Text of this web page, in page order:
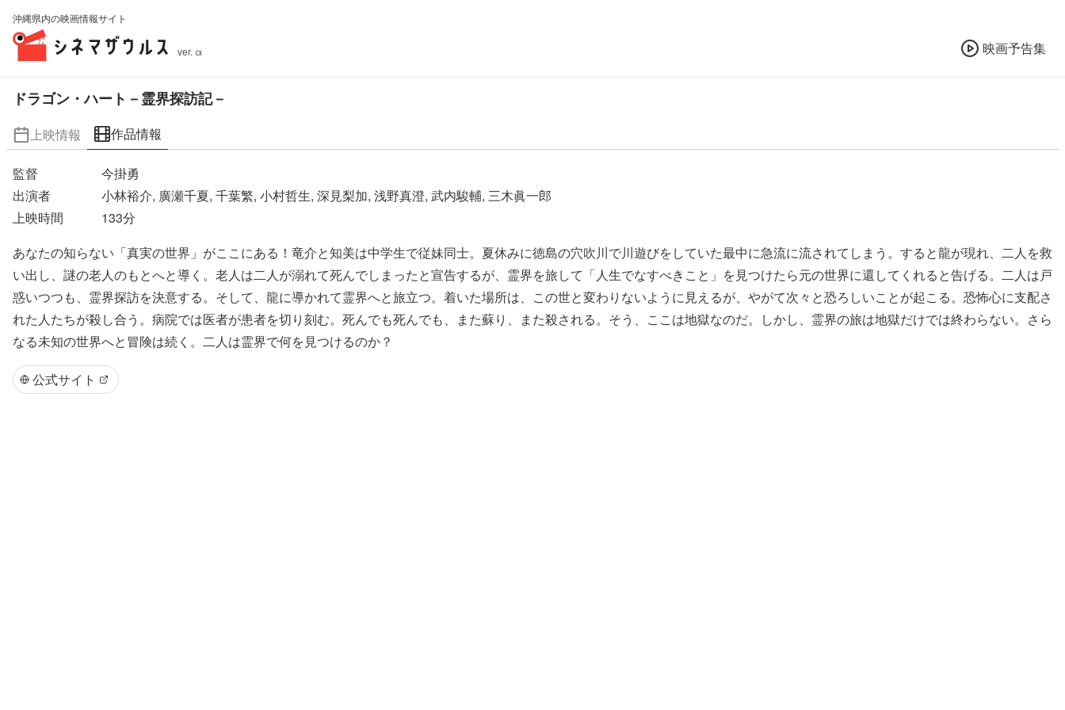
沖縄県内の映画情報サイト
ver. α 映画予告集
ドラゴン・ハート－霊界探訪記－
上映情報 作品情報
監督
今掛勇
出演者
小林裕介, 廣瀬千夏, 千葉繁, 小村哲生, 深見梨加, 浅野真澄, 武内駿輔, 三木眞一郎
上映時間
133分
あなたの知らない「真実の世界」がここにある！竜介と知美は中学生で従妹同士。夏休みに徳島の穴吹川で川遊びをしていた最中に急流に流されてしまう。すると龍が現れ、二人を救
い出し、謎の老人のもとへと導く。老人は二人が溺れて死んでしまったと宣告するが、霊界を旅して「人生でなすべきこと」を見つけたら元の世界に還してくれると告げる。二人は戸
惑いつつも、霊界探訪を決意する。そして、龍に導かれて霊界へと旅立つ。着いた場所は、この世と変わりないように見えるが、やがて次々と恐ろしいことが起こる。恐怖心に支配さ
れた人たちが殺し合う。病院では医者が患者を切り刻む。死んでも死んでも、また蘇り、また殺される。そう、ここは地獄なのだ。しかし、霊界の旅は地獄だけでは終わらない。さら
なる未知の世界へと冒険は続く。二人は霊界で何を見つけるのか？
公式サイト